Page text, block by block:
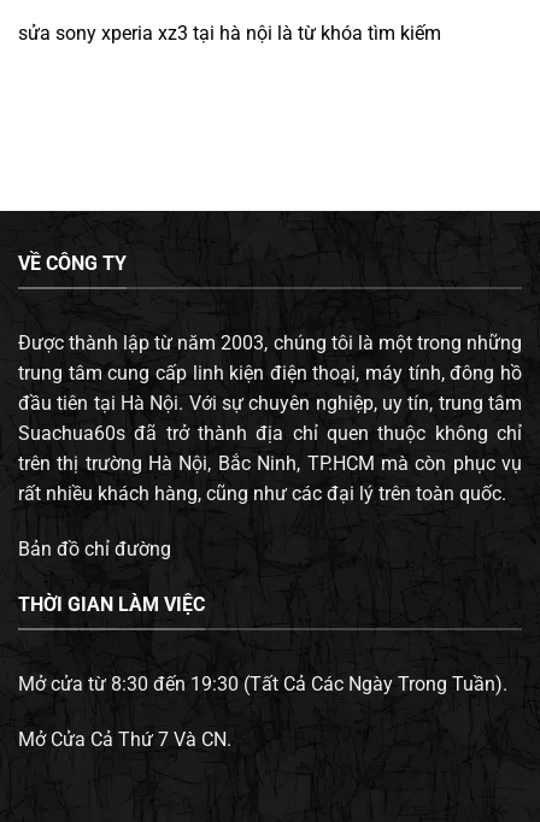
sửa sony xperia xz3 tại hà nội là từ khóa tìm kiếm
VỀ CÔNG TY
Được thành lập từ năm 2003, chúng tôi là một trong những
trung tâm cung cấp linh kiện điện thoại, máy tính, đông hồ
đầu tiên tại Hà Nội. Với sự chuyên nghiệp, uy tín, trung tâm
Suachua60s đã trở thành địa chỉ quen thuộc không chỉ
trên thị trường Hà Nội, Bắc Ninh, TP.HCM mà còn phục vụ
rất nhiều khách hàng, cũng như các đại lý trên toàn quốc.
Bản đồ chỉ đường
THỜI GIAN LÀM VIỆC
Mở cửa từ 8:30 đến 19:30 (Tất Cả Các Ngày Trong Tuần).
Mở Cửa Cả Thứ 7 Và CN.